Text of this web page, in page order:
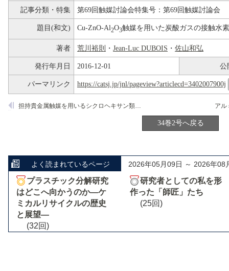
記事分類・特集 第69回触媒討論会特集号：第69回触媒討論会
題目(和文) Cu-ZnO-Al2O3触媒を用いた炭酸ガスの接触水
著者 荒川裕則 ・ Jean-Luc DUBOIS ・ 佐山和弘
発行年月日 2016-12-01 公
パーマリンク https://catsj.jp/jnl/pageview?articlecd=3402007900j
担持貴金属触媒を用いるシクロヘキサン類の液相脱水素芳香族化反応
34巻2号へ戻る
よく読まれているページ 2026年05月09日 ～ 2026年08
プラスチック分解研究
はどこへ向かうのか―ケ
ミカルリサイクルの歴史
と展望―
(32回)
研究者としての私を形
作った「師匠」たち
(25回)